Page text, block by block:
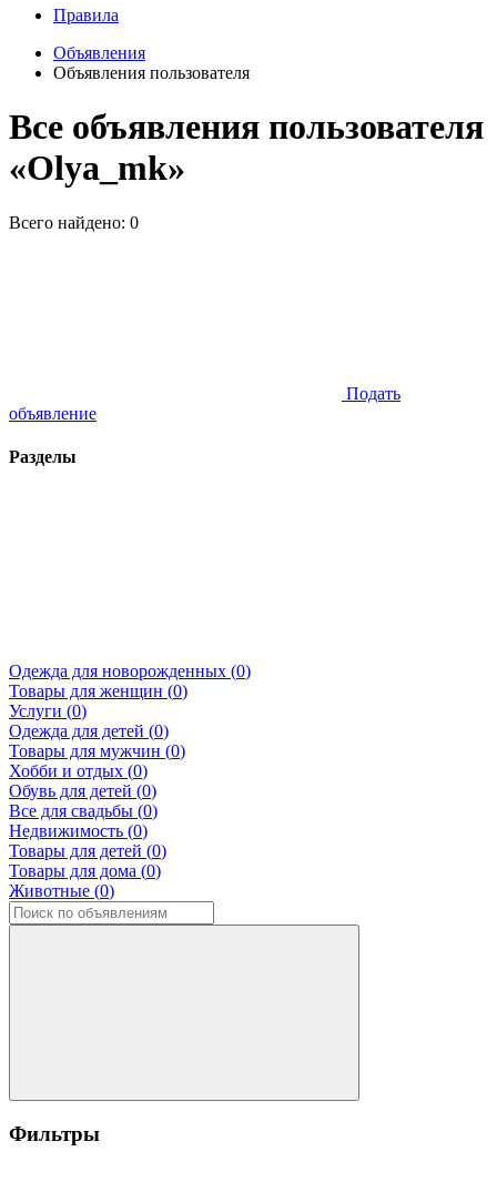
Правила
Объявления
Объявления пользователя
Все объявления пользователя
«Olya_mk»
Всего найдено: 0
Подать
объявление
Разделы
Одежда для новорожденных (0)
Товары для женщин (0)
Услуги (0)
Одежда для детей (0)
Товары для мужчин (0)
Хобби и отдых (0)
Обувь для детей (0)
Все для свадьбы (0)
Недвижимость (0)
Товары для детей (0)
Товары для дома (0)
Животные (0)
Фильтры